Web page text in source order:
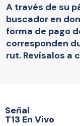
A través de su
buscador en
forma de pago
corresponden
rut. Revísalos a
Señal
T13 En Vivo